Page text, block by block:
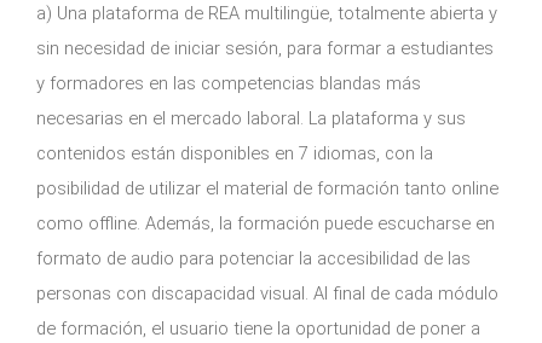
a) Una plataforma de REA multilingüe, totalmente abierta y
sin necesidad de iniciar sesión, para formar a estudiantes
y formadores en las competencias blandas más
necesarias en el mercado laboral. La plataforma y sus
contenidos están disponibles en 7 idiomas, con la
posibilidad de utilizar el material de formación tanto online
como offline. Además, la formación puede escucharse en
formato de audio para potenciar la accesibilidad de las
personas con discapacidad visual. Al final de cada módulo
de formación, el usuario tiene la oportunidad de poner a